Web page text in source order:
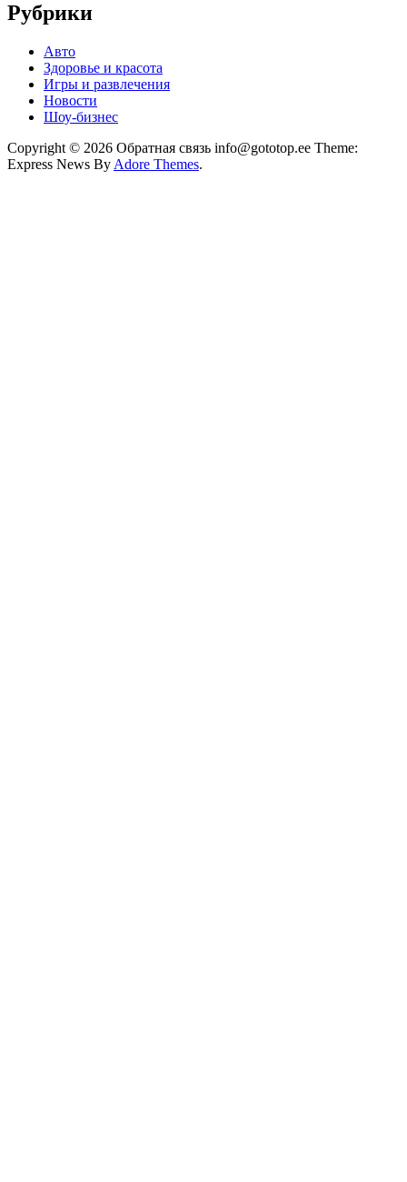
Рубрики
Авто
Здоровье и красота
Игры и развлечения
Новости
Шоу-бизнес
Copyright © 2026 Обратная связь info@gototop.ee Theme:
Express News By Adore Themes.